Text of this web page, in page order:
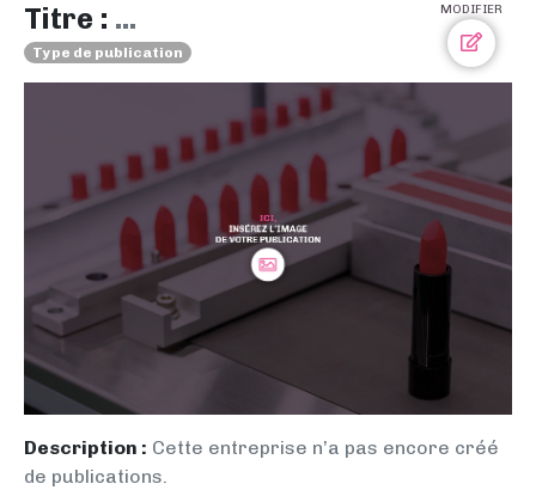
MODIFIER
Titre : ...
Type de publication
Description : Cette entreprise n’a pas encore créé
de publications.